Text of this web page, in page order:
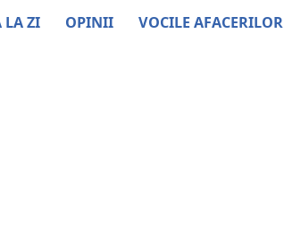
LA ZI OPINII VOCILE AFACERILOR